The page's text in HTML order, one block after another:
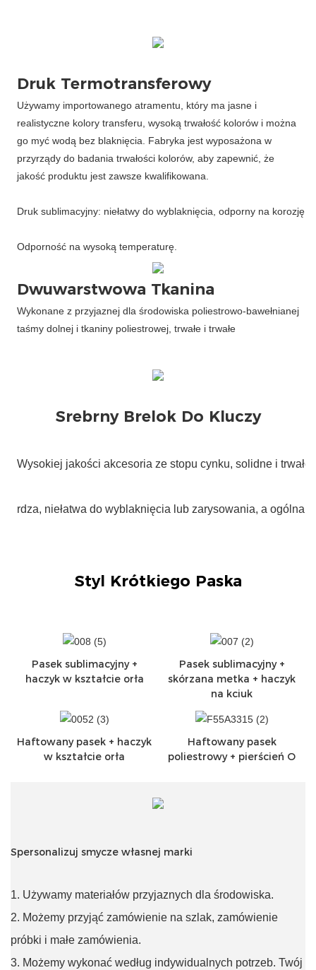
Druk Termotransferowy
Używamy importowanego atramentu, który ma jasne i
realistyczne kolory transferu, wysoką trwałość kolorów i można
go myć wodą bez blaknięcia. Fabryka jest wyposażona w
przyrządy do badania trwałości kolorów, aby zapewnić, że
jakość produktu jest zawsze kwalifikowana.
Dwuwarstwowa Tkanina
Wykonane z przyjaznej dla środowiska poliestrowo-bawełnianej
taśmy dolnej i tkaniny poliestrowej, trwałe i trwałe
Srebrny Brelok Do Kluczy
Pasek sublimacyjny +
haczyk w kształcie orła
Pasek sublimacyjny +
skórzana metka + haczyk
na kciuk
Haftowany pasek + haczyk
w kształcie orła
Haftowany pasek
poliestrowy + pierścień O
Spersonalizuj smycze własnej marki
1. Używamy materiałów przyjaznych dla środowiska.
2. Możemy przyjąć zamówienie na szlak, zamówienie
próbki i małe zamówienia.
3. Możemy wykonać według indywidualnych potrzeb. Twój